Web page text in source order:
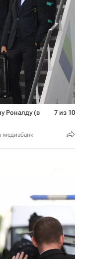
Роналду (в
медиабанк
7 из 10